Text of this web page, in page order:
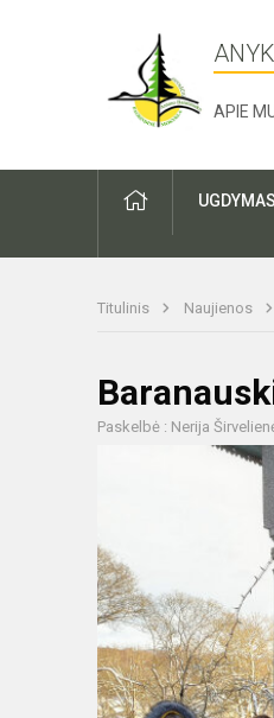
APIE
UGDYMAS
Titulinis Naujienos
Paskelbė : Nerija